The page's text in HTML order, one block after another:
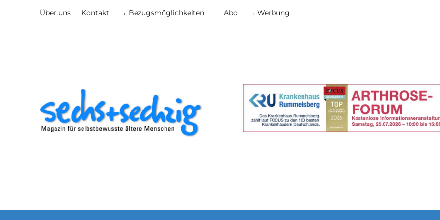
Über uns Kontakt → Bezugsmöglichkeiten → Abo → Werbung